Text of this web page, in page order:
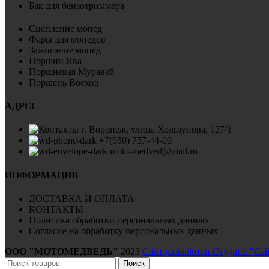
Бак для бензотриммера
Сцепление мопед
Фары для мопедов
Зажигание мопед
Поршни Ява
Поршневая Муравей
Поршень Восход
АДРЕС
г. Воронеж, улица Хользунова, 127/1
+7(950) 757-44-09
moto-medved@mail.ru
ИНФОРМАЦИЯ
ДОСТАВКА И ОПЛАТА
КОНТАКТЫ
Политика обработки персональных данных
Согласие на обработку персональных данных
ООО "МОТОМЕДВЕДЬ" 2023 Сайт разработан Студией
Поиск